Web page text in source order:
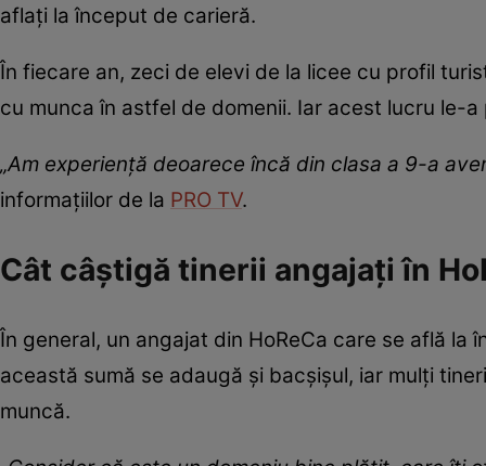
aflați la început de carieră.
În fiecare an, zeci de elevi de la licee cu profil
cu munca în astfel de domenii. Iar acest lucru le-
„Am experiență deoarece încă din clasa a 9-a
informațiilor de la PRO TV.
Cât câștigă tinerii angajați în
În general, un angajat din HoReCa care se află
această sumă se adaugă și bacșișul, iar mulți
muncă.